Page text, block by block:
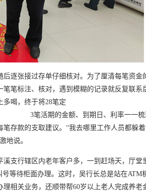
逐张接过存单仔细核对。为了厘清每笔资金
笔标注、核对，遇到模糊的记录就反复联系
多喝，终于将28笔定
期日、利率一一梳理
存款的支取建议。“我去哪里工作人员都躲
地说。
支行辖区内老年客户多，一到赶场天，厅堂
等待柜面办理。这时，吴行长总是站在ATM
相关业务，还顺带帮60岁以上老人完成养老